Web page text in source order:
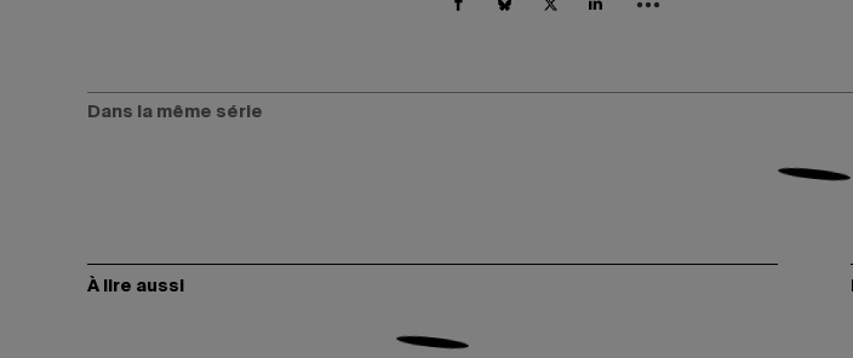
Dans la même série
À lire aussi